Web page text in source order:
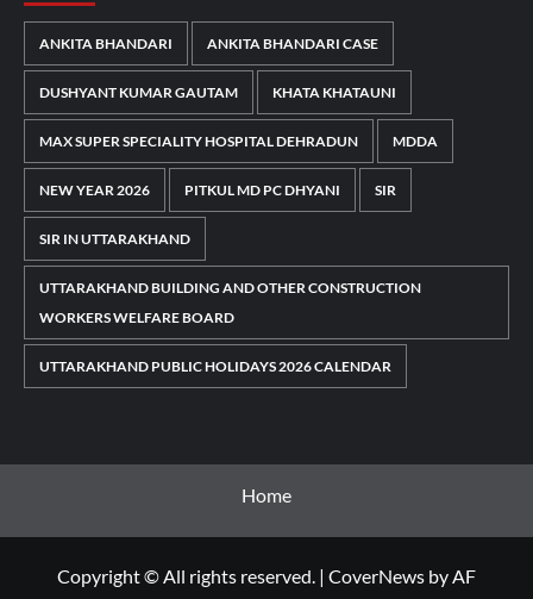
ANKITA BHANDARI ANKITA BHANDARI CASE
DUSHYANT KUMAR GAUTAM KHATA KHATAUNI
MAX SUPER SPECIALITY HOSPITAL DEHRADUN MDDA
NEW YEAR 2026 PITKUL MD PC DHYANI SIR
SIR IN UTTARAKHAND
UTTARAKHAND BUILDING AND OTHER CONSTRUCTION
WORKERS WELFARE BOARD
UTTARAKHAND PUBLIC HOLIDAYS 2026 CALENDAR
Home
Copyright © All rights reserved. | CoverNews by AF